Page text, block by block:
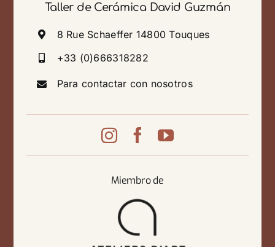
Taller de Cerámica David Guzmán
8 Rue Schaeffer 14800 Touques
+33 (0)666318282
Para contactar con nosotros
Miembro de